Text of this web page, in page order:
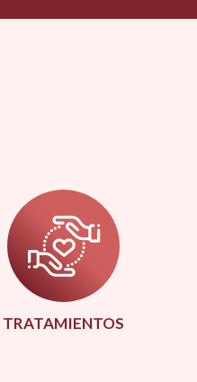
TRATAMIENTOS